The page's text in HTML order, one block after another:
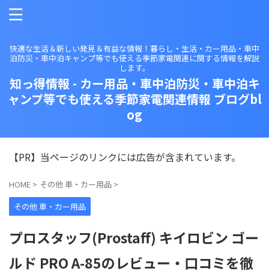
快適な生活＆新しい発見＆有益な情報！暮らし・生活・カー用品・車中
泊防災・車中泊キャンプ等でも使える季節家電関連に関する情報を解説
します。
知っ得情報 - カー用品・車中泊防災・車中泊キ
ャンプ等でも使える季節家電関連情報 ブログbl
og
【PR】当ページのリンクには広告が含まれています。
HOME > その他 車・カー用品 >
その他 車・カー用品
プロスタッフ(Prostaff) キイロビン ゴー
ルド PRO A-85のレビュー・口コミを徹